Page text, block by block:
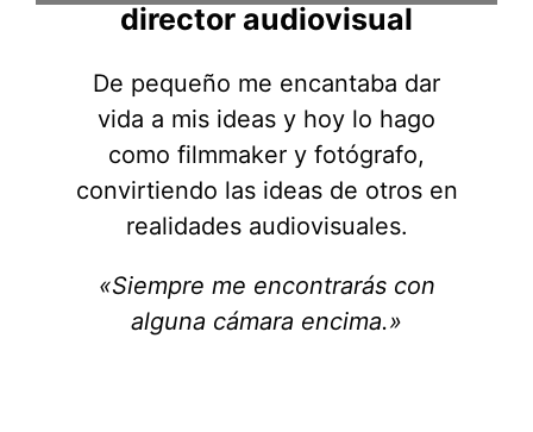
director audiovisual
De pequeño me encantaba dar
vida a mis ideas y hoy lo hago
como filmmaker y fotógrafo,
convirtiendo las ideas de otros en
realidades audiovisuales.
«Siempre me encontrarás con
alguna cámara encima.»